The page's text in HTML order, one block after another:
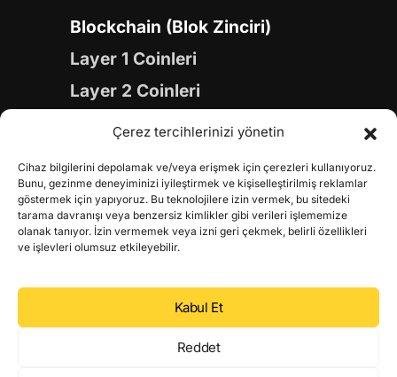
Çerez tercihlerinizi yönetin
Cihaz bilgilerini depolamak ve/veya erişmek için çerezleri kullanıyoruz.
Bunu, gezinme deneyiminizi iyileştirmek ve kişiselleştirilmiş reklamlar
göstermek için yapıyoruz. Bu teknolojilere izin vermek, bu sitedeki
tarama davranışı veya benzersiz kimlikler gibi verileri işlememize
olanak tanıyor. İzin vermemek veya izni geri çekmek, belirli özellikleri
ve işlevleri olumsuz etkileyebilir.
Kabul Et
Reddet
Blockchain (Blok Zinciri)
Layer 1 Coinleri
Layer 2 Coinleri
Yapay Zeka (AI) Coinleri
Gaming Coinleri
RWA Coinleri
DeFi Coinleri
DePIN Coinleri
Metaverse Coinleri
Web 3.0 Coinleri